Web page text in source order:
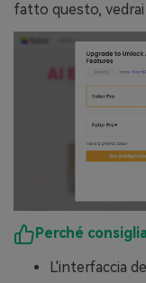
fatto questo,
Perché
L'interfaccia